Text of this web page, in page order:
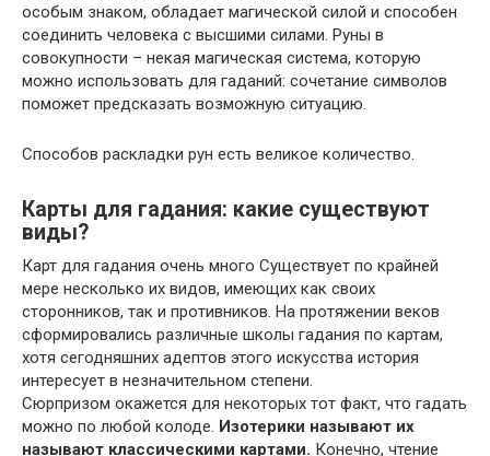
особым знаком, обладает магической силой и способен
соединить человека с высшими силами. Руны в
совокупности – некая магическая система, которую
можно использовать для гаданий: сочетание символов
поможет предсказать возможную ситуацию.
Способов раскладки рун есть великое количество.
Карты для гадания: какие существуют
виды?
Карт для гадания очень много Существует по крайней
мере несколько их видов, имеющих как своих
сторонников, так и противников. На протяжении веков
сформировались различные школы гадания по картам,
хотя сегодняшних адептов этого искусства история
интересует в незначительном степени.
Сюрпризом окажется для некоторых тот факт, что гадать
можно по любой колоде. Изотерики называют их
называют классическими картами. Конечно, чтение